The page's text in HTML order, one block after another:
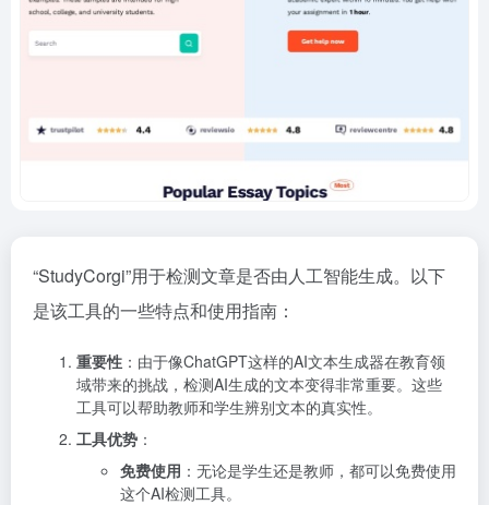
“StudyCorgi”用于检测文章是否由人工智能生成。以下
是该工具的一些特点和使用指南：
重要性 ：由于像ChatGPT这样的AI文本生成器在教育领
域带来的挑战，检测AI生成的文本变得非常重要。这些
工具可以帮助教师和学生辨别文本的真实性。
工具优势 ：
免费使用 ：无论是学生还是教师，都可以免费使用
这个AI检测工具。